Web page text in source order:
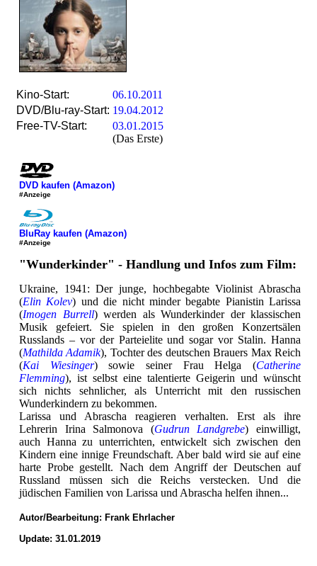
Kino-Start:
06.10.2011
DVD/Blu-ray-Start: 19.04.2012
Free-TV-Start:
03.01.2015
(Das Erste)
DVD kaufen (Amazon)
#Anzeige
BluRay kaufen (Amazon)
#Anzeige
"Wunderkinder" - Handlung und Infos zum Film:
Ukraine, 1941: Der junge, hochbegabte Violinist Abrascha
(Elin Kolev) und die nicht minder begabte Pianistin Larissa
(Imogen Burrell) werden als Wunderkinder der klassischen
Musik gefeiert. Sie spielen in den großen Konzertsälen
Russlands – vor der Parteielite und sogar vor Stalin. Hanna
(Mathilda Adamik), Tochter des deutschen Brauers Max Reich
(Kai Wiesinger) sowie seiner Frau Helga (Catherine
Flemming), ist selbst eine talentierte Geigerin und wünscht
sich nichts sehnlicher, als Unterricht mit den russischen
Wunderkindern zu bekommen.
Larissa und Abrascha reagieren verhalten. Erst als ihre
Lehrerin Irina Salmonova (Gudrun Landgrebe) einwilligt,
auch Hanna zu unterrichten, entwickelt sich zwischen den
Kindern eine innige Freundschaft. Aber bald wird sie auf eine
harte Probe gestellt. Nach dem Angriff der Deutschen auf
Russland müssen sich die Reichs verstecken. Und die
jüdischen Familien von Larissa und Abrascha helfen ihnen...
Autor/Bearbeitung: Frank Ehrlacher
Update: 31.01.2019